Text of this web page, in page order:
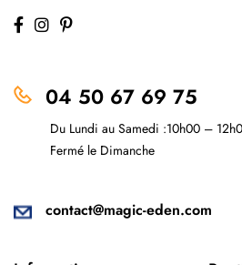
04 50 67 69 75
Du Lundi au Samedi :10h00 –
Fermé le Dimanche
contact@magic-eden.com